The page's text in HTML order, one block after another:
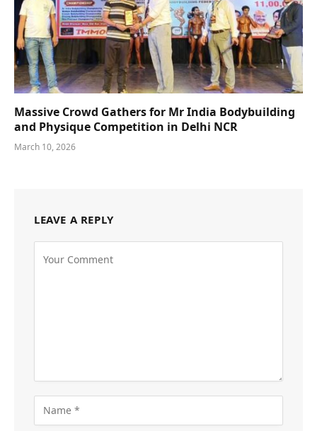
Massive Crowd Gathers for Mr India Bodybuilding
and Physique Competition in Delhi NCR
March 10, 2026
LEAVE A REPLY